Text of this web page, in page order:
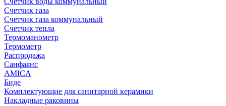
Счетчик газа
Счетчик газа коммунальный
Счетчик тепла
Термоманометр
Термометр
Распродажа
Санфаянс
AMICA
Биде
Комплектующие для санитарной керамики
Накладные раковины